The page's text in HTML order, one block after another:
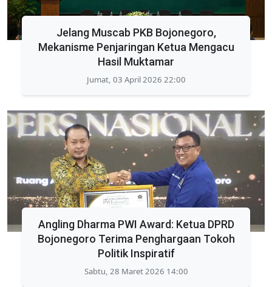
Jelang Muscab PKB Bojonegoro,
Mekanisme Penjaringan Ketua Mengacu
Hasil Muktamar
Jumat, 03 April 2026 22:00
Angling Dharma PWI Award: Ketua DPRD
Bojonegoro Terima Penghargaan Tokoh
Politik Inspiratif
Sabtu, 28 Maret 2026 14:00